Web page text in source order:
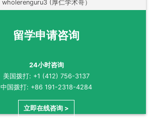
wholerenguru3 (厚仁学术哥）
留学申请咨询
24小时咨询
美国拨打: +1 (412) 756-3137
中国拨打: +86 191-2318-4284
立即在线咨询 >